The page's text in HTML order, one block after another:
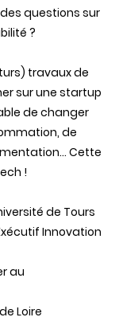
questions sur
?
travaux de
sur une startup
de changer
de
Cette
!
de Tours
Innovation
au
Loire